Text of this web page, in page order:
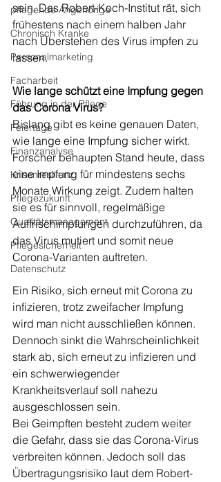
pflegende Angehörige
Chronisch Kranke
Personalmarketing
Facharbeit
Führung in der Pflege
Feiertage
Finanzanalyse
Krisenresilienz
Pflegezukunft
Qualitätsmanagement
Pflegesicherheit
Datenschutz
sein. Das Robert-Koch-Institut rät, sich
frühestens nach einem halben Jahr
nach Überstehen des Virus impfen zu
lassen.
Wie lange schützt eine Impfung gegen
das Corona Virus?
Bislang gibt es keine genauen Daten,
wie lange eine Impfung sicher wirkt.
Forscher behaupten Stand heute, dass
eine Impfung für mindestens sechs
Monate Wirkung zeigt. Zudem halten
sie es für sinnvoll, regelmäßige
Auffrischimpfungen durchzuführen, da
das Virus mutiert und somit neue
Corona-Varianten auftreten.
Ein Risiko, sich erneut mit Corona zu
infizieren, trotz zweifacher Impfung
wird man nicht ausschließen können.
Dennoch sinkt die Wahrscheinlichkeit
stark ab, sich erneut zu infizieren und
ein schwerwiegender
Krankheitsverlauf soll nahezu
ausgeschlossen sein.
Bei Geimpften besteht zudem weiter
die Gefahr, dass sie das Corona-Virus
verbreiten können. Jedoch soll das
Übertragungsrisiko laut dem Robert-